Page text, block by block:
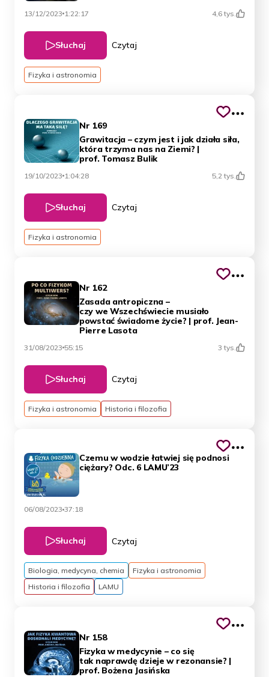
13/12/2023 1:22:17 4,6 tys.
Słuchaj Czytaj
Fizyka i astronomia
Nr 169
Grawitacja – czym jest i jak działa siła,
która trzyma nas na Ziemi? |
prof. Tomasz Bulik
19/10/2023 1:04:28 5,2 tys.
Słuchaj Czytaj
Fizyka i astronomia
Nr 162
Zasada antropiczna –
czy we Wszechświecie musiało
powstać świadome życie? | prof. Jean-
Pierre Lasota
31/08/2023 55:15 3 tys.
Słuchaj Czytaj
Fizyka i astronomia Historia i filozofia
Czemu w wodzie łatwiej się podnosi
ciężary? Odc. 6 LAMU’23
06/08/2023 37:18
Słuchaj Czytaj
Biologia, medycyna, chemia
Fizyka i astronomia
Historia i filozofia
LAMU
Nr 158
Fizyka w medycynie – co się
tak naprawdę dzieje w rezonansie? |
prof. Bożena Jasińska